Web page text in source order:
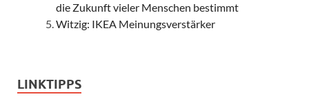
die Zukunft vieler Menschen bestimmt
Witzig: IKEA Meinungsverstärker
LINKTIPPS